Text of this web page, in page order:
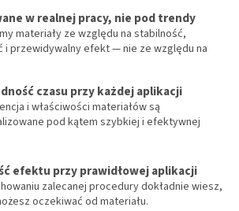
w realnej pracy, nie pod trendy
materiały ze względu na stabilność,
i przewidywalny efekt — nie ze względu na
czasu przy każdej aplikacji
i właściwości materiałów są
pod kątem szybkiej i efektywnej
efektu przy prawidłowej aplikacji
zalecanej procedury dokładnie wiesz,
oczekiwać od materiału.